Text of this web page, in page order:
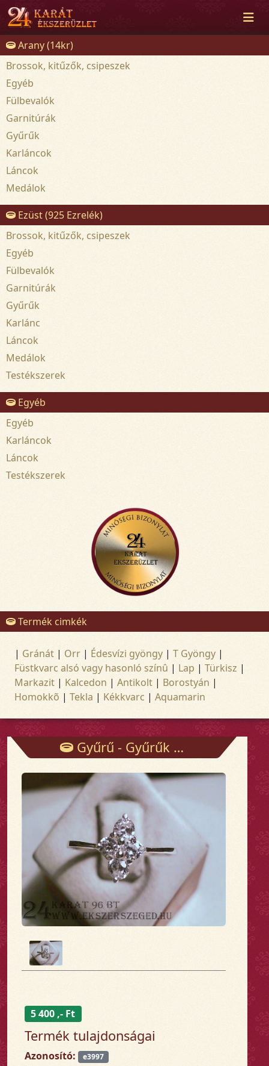
Arany (14kr)
Brossok, kitűzők, csipeszek
Egyéb
Fülbevalók
Garnitúrák
Gyűrűk
Karláncok
Láncok
Medálok
Ezüst (925 Ezrelék)
Brossok, kitűzők, csipeszek
Egyéb
Fülbevalók
Garnitúrák
Gyűrűk
Karlánc
Láncok
Medálok
Testékszerek
Egyéb
Egyéb
Karláncok
Láncok
Testékszerek
Termék cimkék
| Gránát | Orr | Édesvízi gyöngy | T Gyöngy |
Füstkvarc alsó vagy hasonló színû | Lap | Türkisz |
Markazit | Kalcedon | Antikolt | Borostyán |
Homokkõ | Tekla | Kékkvarc | Aquamarin
Gyűrű - Gyűrűk - Arany és ezüst ékszerek
5 400 ,- Ft
Termék tulajdonságai
Azonosító: e3997